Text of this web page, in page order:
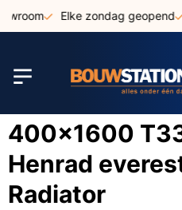
naar
Elke zondag geopend
400x1600
Henrad
Radiator